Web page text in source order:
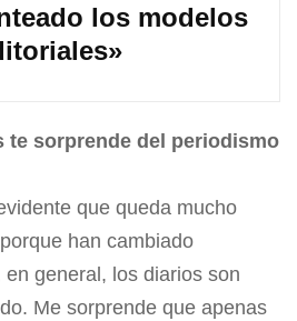
los modelos
te sorprende del periodismo
que queda mucho
han cambiado
general, los diarios son
Me sorprende que apenas